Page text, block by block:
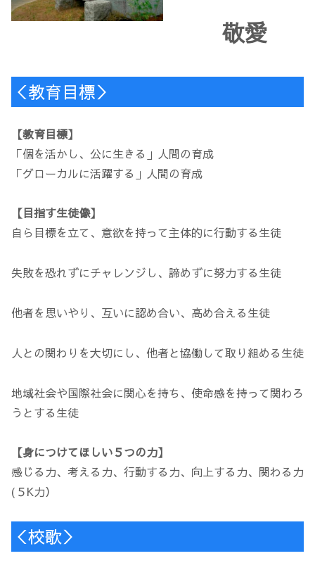
敬愛
＜教育目標＞
【教育目標】
「個を活かし、公に生きる」人間の育成
「グローカルに活躍する」人間の育成
【目指す生徒像】
自ら目標を立て、意欲を持って主体的に行動する生徒
失敗を恐れずにチャレンジし、諦めずに努力する生徒
他者を思いやり、互いに認め合い、高め合える生徒
人との関わりを大切にし、他者と協働して取り組める生徒
地域社会や国際社会に関心を持ち、使命感を持って関わろ
うとする生徒
【身につけてほしい５つの力】
感じる力、考える力、行動する力、向上する力、関わる力
(５K力）
＜校歌＞